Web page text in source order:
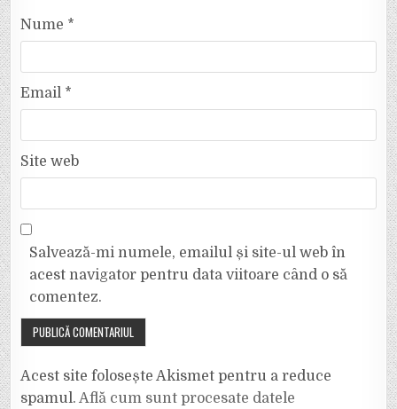
Nume *
Email *
Site web
Salvează-mi numele, emailul și site-ul web în
acest navigator pentru data viitoare când o să
comentez.
Acest site folosește Akismet pentru a reduce
spamul.Află cum sunt procesate datele